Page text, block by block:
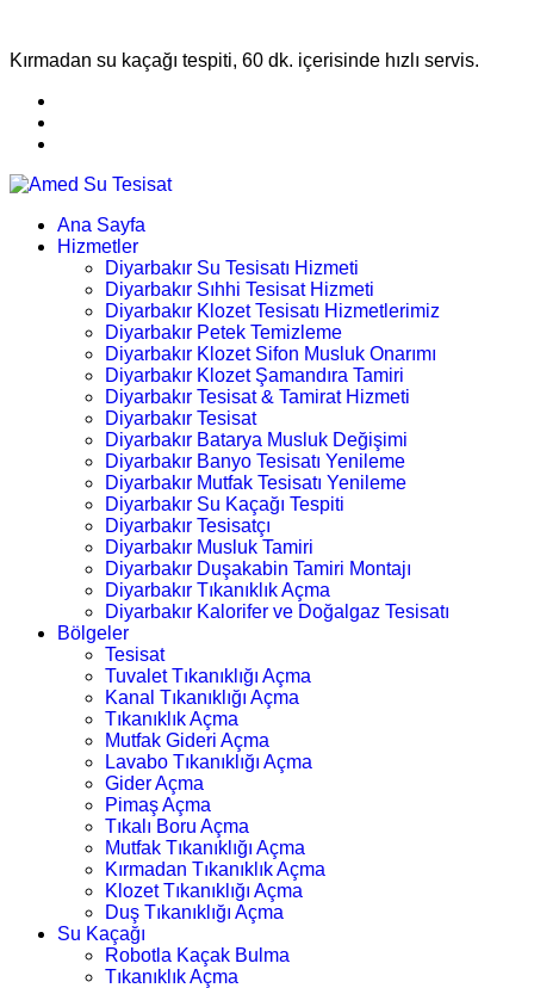
Kırmadan su kaçağı tespiti, 60 dk. içerisinde hızlı servis.
Ana Sayfa
Hizmetler
Diyarbakır Su Tesisatı Hizmeti
Diyarbakır Sıhhi Tesisat Hizmeti
Diyarbakır Klozet Tesisatı Hizmetlerimiz
Diyarbakır Petek Temizleme
Diyarbakır Klozet Sifon Musluk Onarımı
Diyarbakır Klozet Şamandıra Tamiri
Diyarbakır Tesisat & Tamirat Hizmeti
Diyarbakır Tesisat
Diyarbakır Batarya Musluk Değişimi
Diyarbakır Banyo Tesisatı Yenileme
Diyarbakır Mutfak Tesisatı Yenileme
Diyarbakır Su Kaçağı Tespiti
Diyarbakır Tesisatçı
Diyarbakır Musluk Tamiri
Diyarbakır Duşakabin Tamiri Montajı
Diyarbakır Tıkanıklık Açma
Diyarbakır Kalorifer ve Doğalgaz Tesisatı
Bölgeler
Tesisat
Tuvalet Tıkanıklığı Açma
Kanal Tıkanıklığı Açma
Tıkanıklık Açma
Mutfak Gideri Açma
Lavabo Tıkanıklığı Açma
Gider Açma
Pimaş Açma
Tıkalı Boru Açma
Mutfak Tıkanıklığı Açma
Kırmadan Tıkanıklık Açma
Klozet Tıkanıklığı Açma
Duş Tıkanıklığı Açma
Su Kaçağı
Robotla Kaçak Bulma
Tıkanıklık Açma